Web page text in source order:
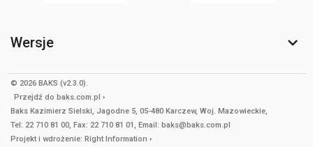
Wersje
© 2026 BAKS (v2.3.0).
Przejdź do baks.com.pl
Baks Kazimierz Sielski, Jagodne 5, 05-480 Karczew, Woj. Mazowieckie,
Tel: 22 710 81 00, Fax: 22 710 81 01, Email: baks@baks.com.pl
Projekt i wdrożenie: Right Information